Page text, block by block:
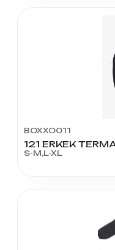
BOXXO011
121 ERKEK
S-M,L-XL